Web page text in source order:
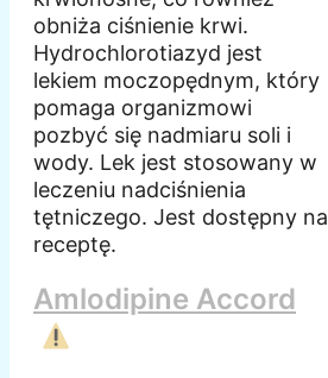
obniża ciśnienie krwi.
Hydrochlorotiazyd jest
lekiem moczopędnym, który
pomaga organizmowi
pozbyć się nadmiaru soli i
wody. Lek jest stosowany w
leczeniu nadciśnienia
tętniczego. Jest dostępny na
receptę.
Amlodipine Accord